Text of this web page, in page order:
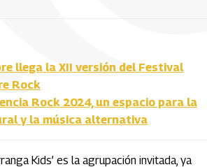
llega la XII versión del Festival
Rock
Rock 2024, un espacio para la
y la música alternativa
Kids’ es la agrupación invitada, ya